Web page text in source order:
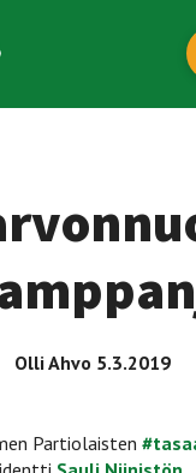
Olli Ahvo 5.3.2019
Partiolaisten